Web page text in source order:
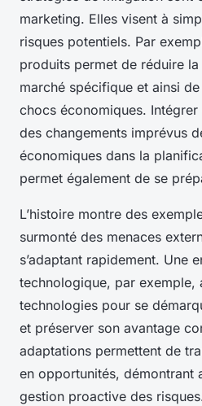
marketing. Elles visent à
risques potentiels. Par
produits permet de réduire
marché spécifique et ainsi
chocs économiques.
des changements imprévus
économiques dans la
permet également de se
L’histoire montre des
surmonté des menaces
s’adaptant rapidement. Une
technologique, par exemple,
technologies pour se
et préserver son avantage
adaptations permettent de
en opportunités, démontrant
gestion proactive des